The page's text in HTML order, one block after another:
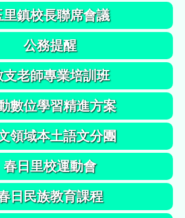
里鎮校長聯席會議
公務提醒
支老師專業培訓班
數位學習精進方案
領域本土語文分團
春日里校運動會
日民族教育課程